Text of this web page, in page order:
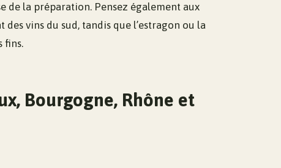
de la préparation. Pensez également aux
vins du sud, tandis que l’estragon ou la
fins.
Bourgogne, Rhône et